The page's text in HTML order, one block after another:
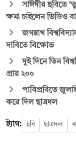
সাঈদীর ছবিতে
ক্ষমা চাইলেন ভিডিও
জগন্নাথ
দাবিতে বিক্ষোভ
দুই দিনে তিন
প্রায় ২০০
পাবিপ্রবিতে
করে দিল ছাত্রদল
ট্যাগ: ইবি ছাত্রদল